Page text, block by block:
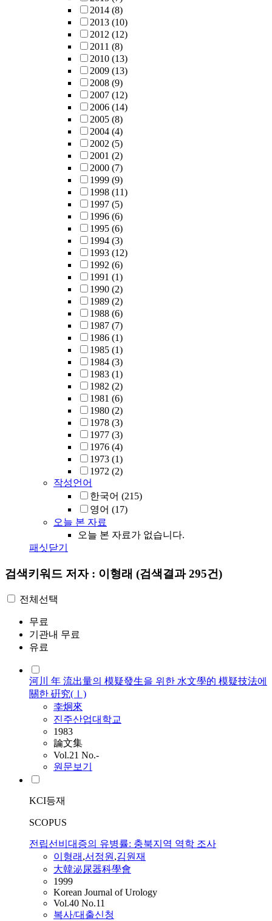
2014 (8)
2013 (10)
2012 (12)
2011 (8)
2010 (13)
2009 (13)
2008 (9)
2007 (12)
2006 (14)
2005 (8)
2004 (4)
2002 (5)
2001 (2)
2000 (7)
1999 (9)
1998 (11)
1997 (5)
1996 (6)
1995 (6)
1994 (3)
1993 (12)
1992 (6)
1991 (1)
1990 (2)
1989 (2)
1988 (6)
1987 (7)
1986 (1)
1985 (1)
1984 (3)
1983 (1)
1982 (2)
1981 (6)
1980 (2)
1978 (3)
1977 (3)
1976 (4)
1973 (1)
1972 (2)
작성언어
한국어 (215)
영어 (17)
오늘 본 자료
오늘 본 자료가 없습니다.
패싯닫기
검색키워드 저자 : 이형래 (검색결과 295건)
전체선택
무료
기관내 무료
유료
河川 年 流出量의 模疑發生을 위한 水文學的 模疑技法에
關한 硏究(Ⅰ)
李炯來
진주산업대학교
1983
論文集
Vol.21 No.-
원문보기
KCI등재
SCOPUS
전립선비대증의 유병률: 충북지역 역학 조사
이형래 ,서정원,김원재
大韓泌尿器科學會
1999
Korean Journal of Urology
Vol.40 No.11
복사/대출신청